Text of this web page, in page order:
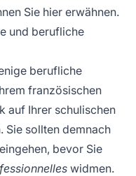
Sie hier erwähnen.
und berufliche
berufliche
französischen
auf Ihrer schulischen
Sie sollten demnach
eingehen, bevor Sie
widmen.